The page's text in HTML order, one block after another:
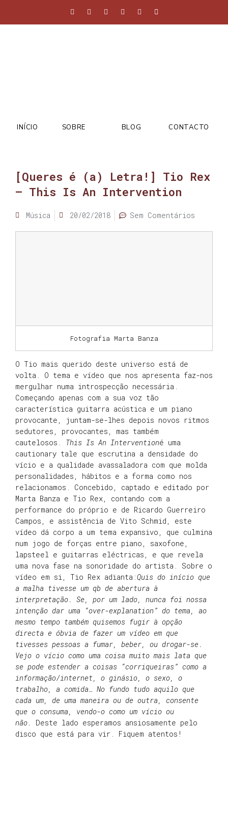
INÍCIO SOBRE BLOG CONTACTO
[Queres é (a) Letra!] Tio Rex
– This Is An Intervention
Música 20/02/2018 Sem Comentários
Fotografia Marta Banza
O Tio mais querido deste universo está de
volta. O tema e vídeo que nos apresenta faz-nos
mergulhar numa introspecção necessária.
Começando apenas com a sua voz tão
característica guitarra acústica e um piano
provocante, juntam-se-lhes depois novos ritmos
sedutores, provocantes, mas também
cautelosos. This Is An Interventioné uma
cautionary tale que escrutina a densidade do
vício e a qualidade avassaladora com que molda
personalidades, hábitos e a forma como nos
relacionamos. Concebido, captado e editado por
Marta Banza e Tio Rex, contando com a
performance do próprio e de Ricardo Guerreiro
Campos, e assistência de Vito Schmid, este
vídeo dá corpo a um tema expansivo, que culmina
num jogo de forças entre piano, saxofone,
lapsteel e guitarras eléctricas, e que revela
uma nova fase na sonoridade do artista. Sobre o
vídeo em si, Tio Rex adianta:Quis do início que
a malha tivesse um qb de abertura à
interpretação. Se, por um lado, nunca foi nossa
intenção dar uma “over-explanation” do tema, ao
mesmo tempo também quisemos fugir à opção
directa e óbvia de fazer um vídeo em que
tivesses pessoas a fumar, beber, ou drogar-se.
Vejo o vício como uma coisa muito mais lata que
se pode estender a coisas “corriqueiras” como a
informação/internet, o ginásio, o sexo, o
trabalho, a comida… No fundo tudo aquilo que
cada um, de uma maneira ou de outra, consente
que o consuma, vendo-o como um vício ou
não.
Deste lado esperamos ansiosamente pelo
disco que está para vir. Fiquem atentos!